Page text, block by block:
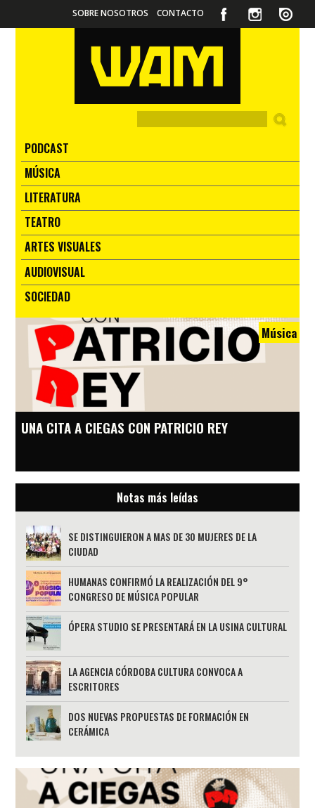
SOBRE NOSOTROS CONTACTO
PODCAST
MÚSICA
LITERATURA
TEATRO
ARTES VISUALES
AUDIOVISUAL
SOCIEDAD
Música
UNA CITA A CIEGAS CON PATRICIO REY
Notas más leídas
SE DISTINGUIERON A MAS DE 30 MUJERES DE LA
CIUDAD
HUMANAS CONFIRMÓ LA REALIZACIÓN DEL 9°
CONGRESO DE MÚSICA POPULAR
ÓPERA STUDIO SE PRESENTARÁ EN LA USINA CULTURAL
LA AGENCIA CÓRDOBA CULTURA CONVOCA A
ESCRITORES
DOS NUEVAS PROPUESTAS DE FORMACIÓN EN
CERÁMICA